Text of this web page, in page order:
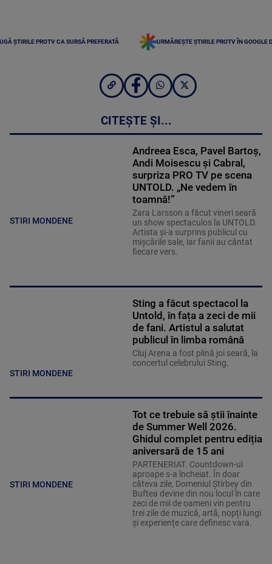
ȘTIRILE PROTV CA SURSĂ PREFERATĂ URMĂREȘTE ȘTIRILE PROTV ÎN GOOGLE
CITEȘTE ȘI...
STIRI MONDENE
Andreea Esca, Pavel Bartoș,
Andi Moisescu și Cabral,
surpriza PRO TV pe scena
UNTOLD. „Ne vedem în
toamnă!”
Zara Larsson a făcut vineri seară
un show spectaculos la UNTOLD.
Artista și-a surprins publicul cu
mișcările sale, iar fanii au cântat
fiecare vers.
STIRI MONDENE
Sting a făcut spectacol la
Untold, în fața a zeci de mii
de fani. Artistul a salutat
publicul în limba română
Cluj Arena a fost plină joi seară, la
concertul celebrului Sting.
STIRI MONDENE
Tot ce trebuie să știi înainte
de Summer Well 2026.
Ghidul complet pentru ediția
aniversară de 15 ani
PARTENERIAT. Countdown-ul
aproape s-a încheiat. În doar
câteva zile, Domeniul Știrbey din
Buftea devine din nou locul în care
zeci de mii de oameni vin pentru
trei zile de muzică, artă, nopți lungi
și experiențe care definesc vara.